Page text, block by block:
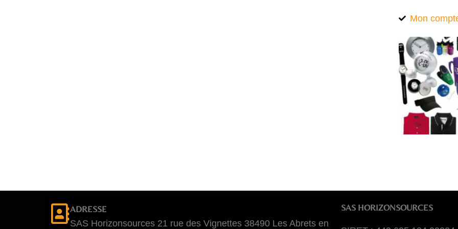
Mon
ADRESSE
SAS Horizonsources 21 rue des Vignettes 38490 Les Abrets en
SAS HORIZONSOURCES